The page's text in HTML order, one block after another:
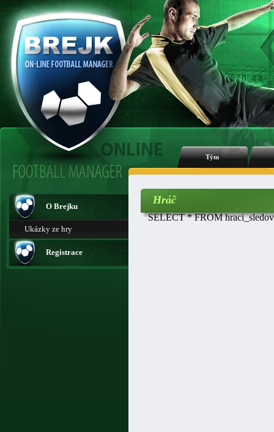
Tým
O Brejku
Ukázky ze hry
Registrace
Hráč
SELECT * FROM